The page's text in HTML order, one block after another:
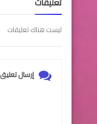
ليست هناك تعليقات
إرسال تعليق